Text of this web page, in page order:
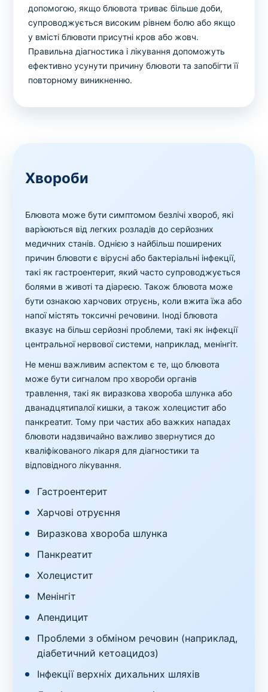
допомогою, якщо блювота триває більше доби,
супроводжується високим рівнем болю або якщо
у вмісті блювоти присутні кров або жовч.
Правильна діагностика і лікування допоможуть
ефективно усунути причину блювоти та запобігти її
повторному виникненню.
Хвороби
Блювота може бути симптомом безлічі хвороб, які
варіюються від легких розладів до серйозних
медичних станів. Однією з найбільш поширених
причин блювоти є вірусні або бактеріальні інфекції,
такі як гастроентерит, який часто супроводжується
болями в животі та діареєю. Також блювота може
бути ознакою харчових отруєнь, коли вжита їжа або
напої містять токсичні речовини. Іноді блювота
вказує на більш серйозні проблеми, такі як інфекції
центральної нервової системи, наприклад, менінгіт.
Не менш важливим аспектом є те, що блювота
може бути сигналом про хвороби органів
травлення, такі як виразкова хвороба шлунка або
дванадцятипалої кишки, а також холецистит або
панкреатит. Тому при частих або важких нападах
блювоти надзвичайно важливо звернутися до
кваліфікованого лікаря для діагностики та
відповідного лікування.
Гастроентерит
Харчові отруєння
Виразкова хвороба шлунка
Панкреатит
Холецистит
Менінгіт
Апендицит
Проблеми з обміном речовин (наприклад,
діабетичний кетоацидоз)
Інфекції верхніх дихальних шляхів